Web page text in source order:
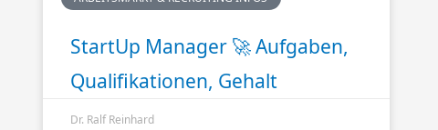
StartUp Manager 🚀 Aufgaben,
Qualifikationen, Gehalt
Dr. Ralf Reinhard